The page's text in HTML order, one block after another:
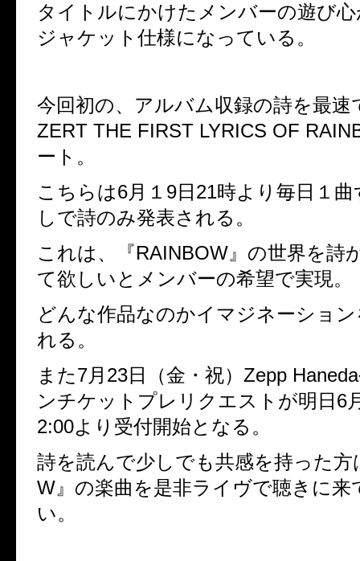
タイトルにかけたメンバーの遊び
ジャケット仕様になっている。
今回初の、アルバム収録の詩を最速
ZERT THE FIRST LYRICS OF
ート。
こちらは6月１ 9日 21時より毎日１
しで詩のみ発表される。
これは、『RAINBOW 』の世界を詩
て欲しいとメンバーの希望で実現。
どんな作品なのかイマジネーショ
れる。
また7月 23日（金・祝） Zepp Haneda
ンチケットプレリクエストが明日 6
2:00より受付開始となる。
詩を読んで少しでも共感を持った方
W 』の楽曲を是非ライヴで聴きに来
い。